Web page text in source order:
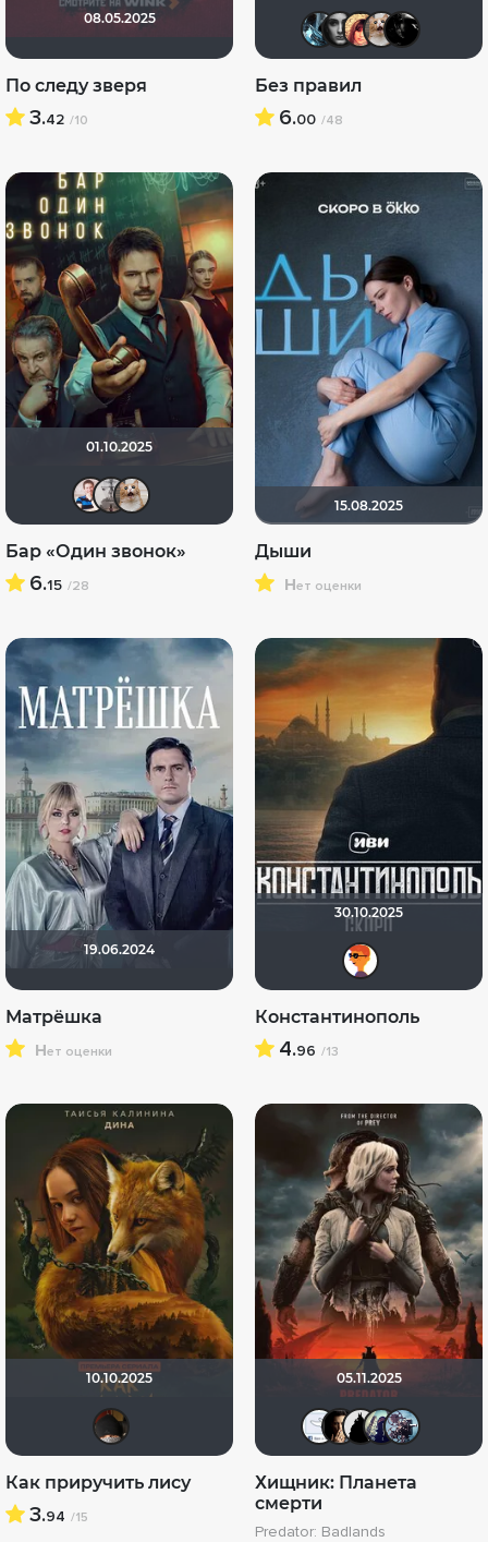
08.05.2025
По следу зверя
3.42 /10
den_chas
Без правил
6.00 /48
01.10.2025
SokolSined
yotaman
Бар «Один звонок»
6.15 /28
15.08.2025
Дыши
нет оценки
19.06.2024
Матрёшка
нет оценки
30.10.2025
Константинополь
4.96 /13
10.10.2025
Как приручить лису
3.94 /15
05.11.2025
ilya79
Хищник: Планета
смерти
Predator: Badlands